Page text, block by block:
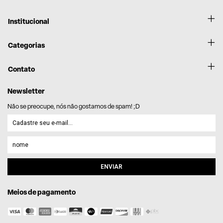
Institucional
Categorias
Contato
Newsletter
Não se preocupe, nós não gostamos de spam! ;D
Meios de pagamento